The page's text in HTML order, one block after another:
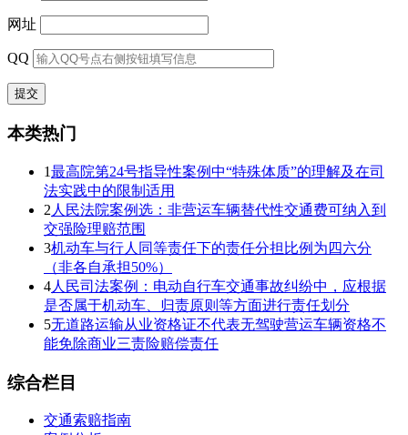
网址
QQ
本类热门
1最高院第24号指导性案例中“特殊体质”的理解及在司
法实践中的限制适用
2 人民法院案例选：非营运车辆替代性交通费可纳入到
交强险理赔范围
3机动车与行人同等责任下的责任分担比例为四六分
（非各自承担50%）
4人民司法案例：电动自行车交通事故纠纷中，应根据
是否属于机动车、归责原则等方面进行责任划分
5无道路运输从业资格证不代表无驾驶营运车辆资格不
能免除商业三责险赔偿责任
综合栏目
交通索赔指南